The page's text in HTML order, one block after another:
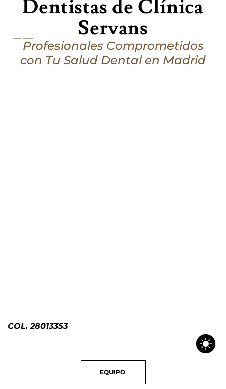
Dentistas de Clínica
Servans
Profesionales Comprometidos
con Tu Salud Dental en Madrid
COL. 28013353
EQUIPO